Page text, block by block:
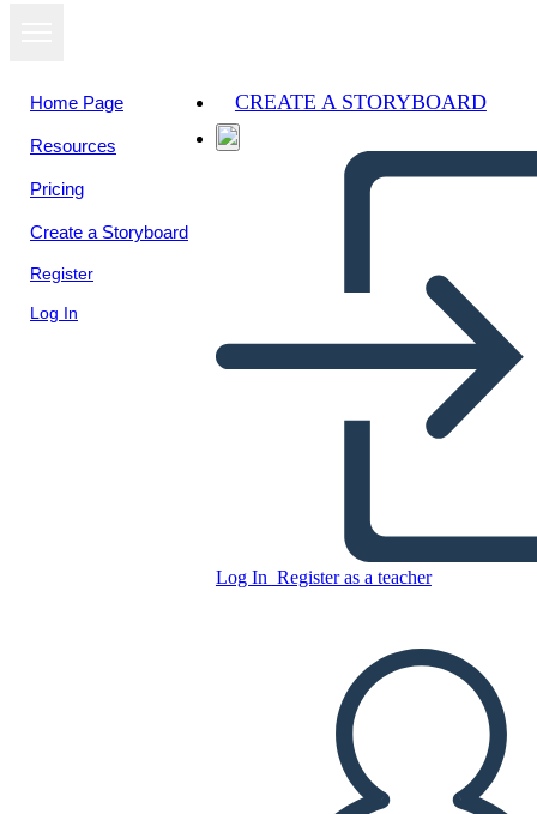
Home Page
Resources
Pricing
Create a Storyboard
Register
Log In
CREATE A STORYBOARD
Log In Register as a teacher
Untitled Storyboard
CREATE A STORYBOARD
PLAY SLIDESHOW
READ TO ME
View as
slideshow